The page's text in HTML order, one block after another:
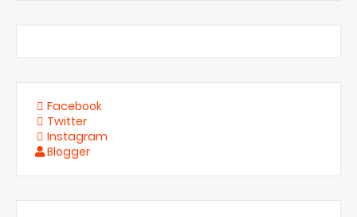
Facebook
Twitter
Instagram
Blogger